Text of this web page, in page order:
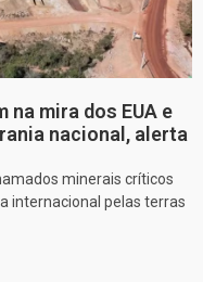
mira dos EUA e
nacional, alerta
minerais críticos
internacional pelas terras